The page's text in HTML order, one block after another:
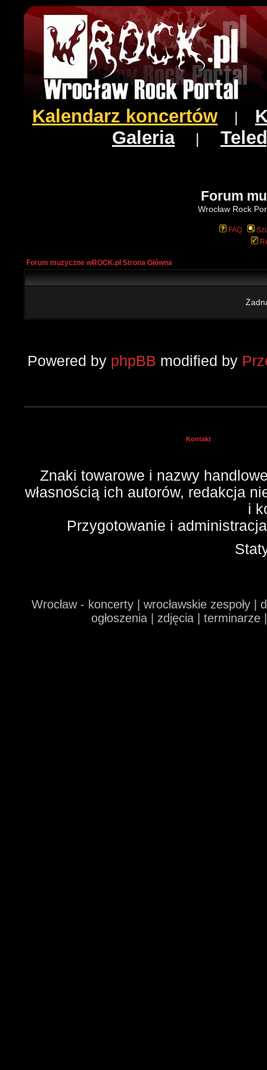
Kalendarz koncertów
Galeria|
Forum
Wrocław Rock
FAQ
Forum muzyczne wROCK.pl Strona Główna
Powered by phpBB modified by
Kontakt
Znaki towarowe i nazwy
własnością ich autorów, redakcja
i
Przygotowanie i
Wrocław - koncerty | wrocławskie zespoły
ogłoszenia | zdjęcia |